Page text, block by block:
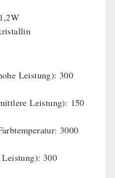
Leistung): 300
Leistung): 150
3000
300